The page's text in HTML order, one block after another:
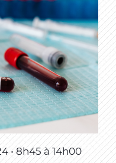
• 8h45 à14h00